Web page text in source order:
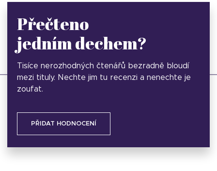
Přečteno
jedním dechem?
Tisíce nerozhodných čtenářů bezradně bloudí
mezi tituly. Nechte jim tu recenzi a nenechte je
zoufat.
PŘIDAT HODNOCENÍ